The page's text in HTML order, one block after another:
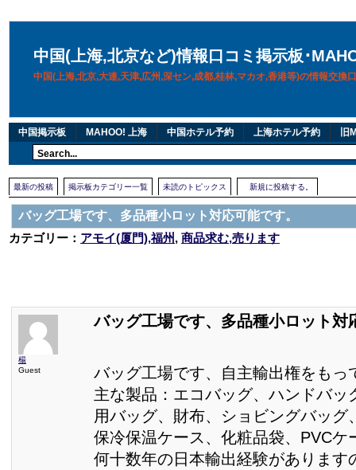
中国(上海,北京など)情報口コミ掲示板･
中国(上海,北京,大連,天津,広州,深セン,成都,桂林,マカオ,香港等)の情報交換
中国掲示板 MAHOO! 上海 中国ホテル予約 上海ホテル予約 旧
最新の投稿 掲示板カテゴリー一覧 未読のトピックス 新規に投稿する。
バッグ工場です、多品種小ロット対応可能です。
カテゴリー： アモイ(厦門),福州, 商品求む,売ります
楊
Guest
バッグ工場です、多品種小ロット対
バッグ工場です、自主輸出権をもっ
主な製品：エコバッグ、ハンドバッ
用バッグ、財布、ショビングバッグ
保冷保温ケース、化粧品袋、PVCケ
何十数年の日本輸出経験があります